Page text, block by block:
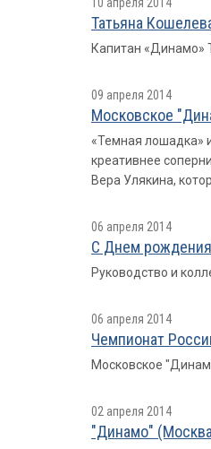
Татьяна
Капитан «Динамо»
09 апреля 2014
Московское
«Темная лошадка»
креативнее
Вера Улякина,
06 апреля 2014
С Днем
Руководство и
06 апреля 2014
Чемпионат
Московское
02 апреля 2014
"Динамо"